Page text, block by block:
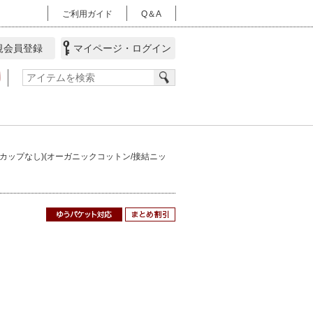
Q＆A
ご利用ガイド
マイページ・ログイン
員登録
ップなし)(オーガニックコットン/接結ニッ